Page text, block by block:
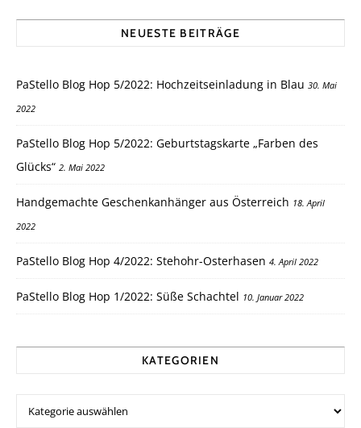
NEUESTE BEITRÄGE
PaStello Blog Hop 5/2022: Hochzeitseinladung in Blau 30. Mai
2022
PaStello Blog Hop 5/2022: Geburtstagskarte „Farben des
Glücks“ 2. Mai 2022
Handgemachte Geschenkanhänger aus Österreich 18. April
2022
PaStello Blog Hop 4/2022: Stehohr-Osterhasen 4. April 2022
PaStello Blog Hop 1/2022: Süße Schachtel 10. Januar 2022
KATEGORIEN